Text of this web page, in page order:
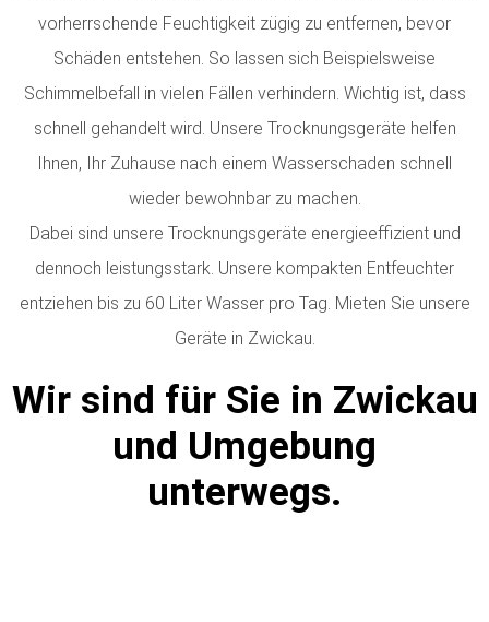
vorherrschende Feuchtigkeit zügig zu entfernen, bevor
Schäden entstehen. So lassen sich Beispielsweise
Schimmelbefall in vielen Fällen verhindern. Wichtig ist, dass
schnell gehandelt wird. Unsere Trocknungsgeräte helfen
Ihnen, Ihr Zuhause nach einem Wasserschaden schnell
wieder bewohnbar zu machen.
Dabei sind unsere Trocknungsgeräte energieeffizient und
dennoch leistungsstark. Unsere kompakten Entfeuchter
entziehen bis zu 60 Liter Wasser pro Tag. Mieten Sie unsere
Geräte in Zwickau.
Wir sind für Sie in Zwickau
und Umgebung
unterwegs.